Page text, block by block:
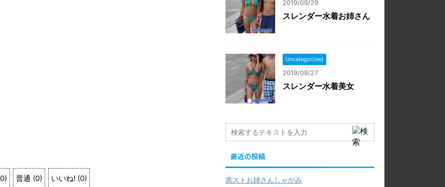
0) 普通 (0) いいね! (0)
2019/09/29
スレンダー水着お姉さん
Uncategorized
2019/09/27
スレンダー水着美女
最近の投稿
黒ストお姉さんしゃがみ